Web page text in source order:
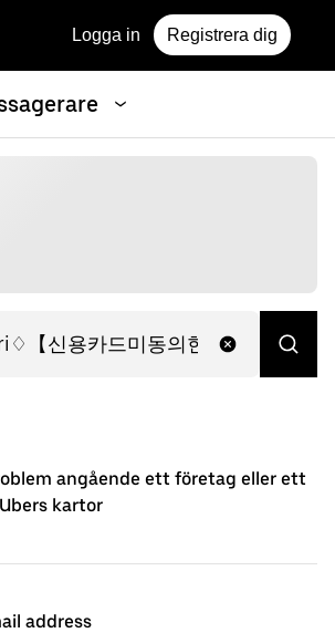
Logga in Registrera dig
angående ett företag eller ett
kartor
address